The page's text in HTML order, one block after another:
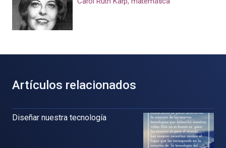
Artículos relacionados
Diseñar nuestra tecnología